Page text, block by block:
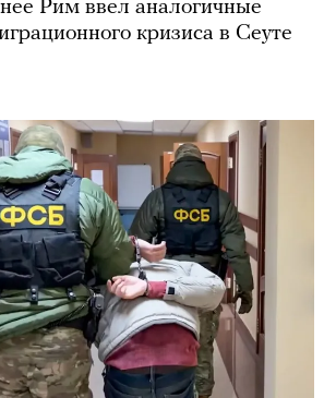
Рим ввел аналогичные
кризиса в Сеуте